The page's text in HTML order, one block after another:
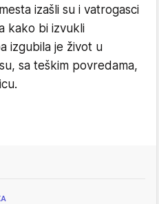
izašli su i vatrogasci
kako bi izvukli
izgubila je život u
sa teškim povredama,